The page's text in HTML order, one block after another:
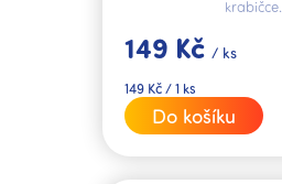
149 Kč / ks
Měrná
cena:
149 Kč / 1 ks
Do košíku
krabičce.